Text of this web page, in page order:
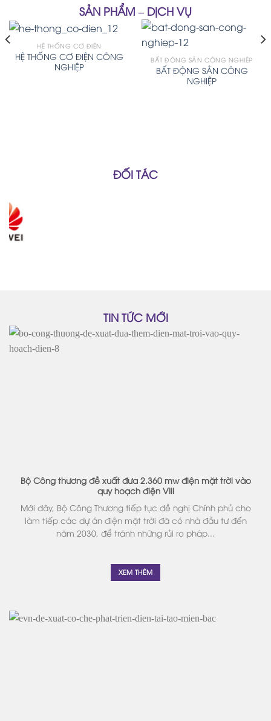
SẢN PHẨM – DỊCH VỤ
HỆ THỐNG CƠ ĐIỆN
HỆ THỐNG CƠ ĐIỆN CÔNG
NGHIỆP
BẤT ĐỘNG SẢN CÔNG NGHIỆP
BẤT ĐỘNG SẢN CÔNG
NGHIỆP
ĐỐI TÁC
TIN TỨC MỚI
Bộ Công thương đề xuất đưa 2.360 mw điện mặt trời vào
quy hoạch điện VIII
Mới đây, Bộ Công Thương tiếp tục đề nghị Chính phủ cho
làm tiếp các dự án điện mặt trời đã có nhà đầu tư đến
năm 2030, để tránh những rủi ro pháp...
XEM THÊM